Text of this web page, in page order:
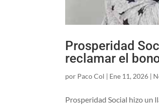
Prosperidad
reclamar el
por Paco Col | Ene 11, 2026 |
Prosperidad Social hizo un